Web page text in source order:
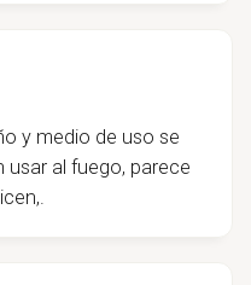
y medio de uso se
usar al fuego, parece